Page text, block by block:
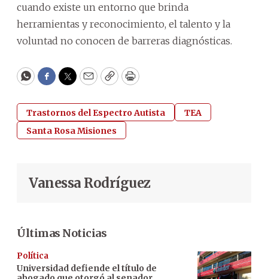
cuando existe un entorno que brinda
herramientas y reconocimiento, el talento y la
voluntad no conocen de barreras diagnósticas.
WhatsApp
Facebook
Twitter
EmailCopyPrint
Trastornos del Espectro Autista
TEA
Santa Rosa Misiones
Vanessa Rodríguez
Últimas Noticias
Política
Universidad defiende el título de